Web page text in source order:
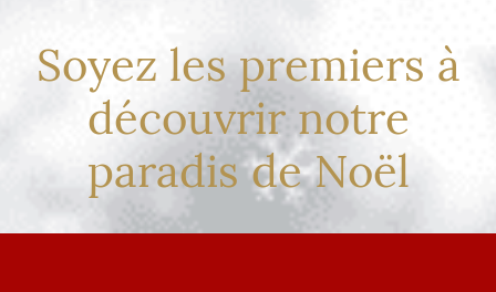
Soyez les premiers à
découvrir notre
paradis de Noël